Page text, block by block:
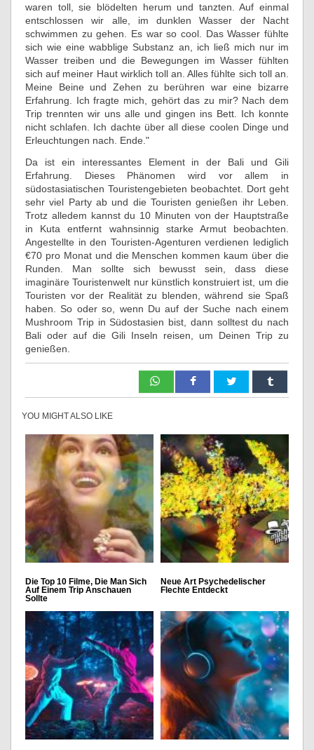
waren toll, sie blödelten herum und tanzten. Auf einmal
entschlossen wir alle, im dunklen Wasser der Nacht
schwimmen zu gehen. Es war so cool. Das Wasser fühlte
sich wie eine wabblige Substanz an, ich ließ mich nur im
Wasser treiben und die Bewegungen im Wasser fühlten
sich auf meiner Haut wirklich toll an. Alles fühlte sich toll an.
Meine Beine und Zehen zu berühren war eine bizarre
Erfahrung. Ich fragte mich, gehört das zu mir? Nach dem
Trip trennten wir uns alle und gingen ins Bett. Ich konnte
nicht schlafen. Ich dachte über all diese coolen Dinge und
Erleuchtungen nach. Ende."
Da ist ein interessantes Element in der Bali und Gili
Erfahrung. Dieses Phänomen wird vor allem in
südostasiatischen Touristengebieten beobachtet. Dort geht
sehr viel Party ab und die Touristen genießen ihr Leben.
Trotz alledem kannst du 10 Minuten von der Hauptstraße
in Kuta entfernt wahnsinnig starke Armut beobachten.
Angestellte in den Touristen-Agenturen verdienen lediglich
€70 pro Monat und die Menschen kommen kaum über die
Runden. Man sollte sich bewusst sein, dass diese
imaginäre Touristenwelt nur künstlich konstruiert ist, um die
Touristen vor der Realität zu blenden, während sie Spaß
haben. So oder so, wenn Du auf der Suche nach einem
Mushroom Trip in Südostasien bist, dann solltest du nach
Bali oder auf die Gili Inseln reisen, um Deinen Trip zu
genießen.
YOU MIGHT ALSO LIKE
Die Top 10 Filme, Die Man Sich
Auf Einem Trip Anschauen
Sollte
Neue Art Psychedelischer
Flechte Entdeckt